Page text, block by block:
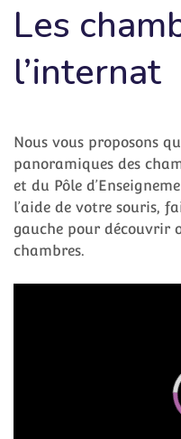
Les
l’internat
Nous vous proposons
panoramiques des
et du Pôle
l’aide de votre souris,
gauche pour découvrir
chambres.